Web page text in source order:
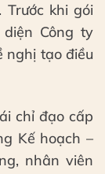
khi gói
Công ty
nghị tạo điều
chỉ đạo cấp
Kế hoạch –
nhân viên